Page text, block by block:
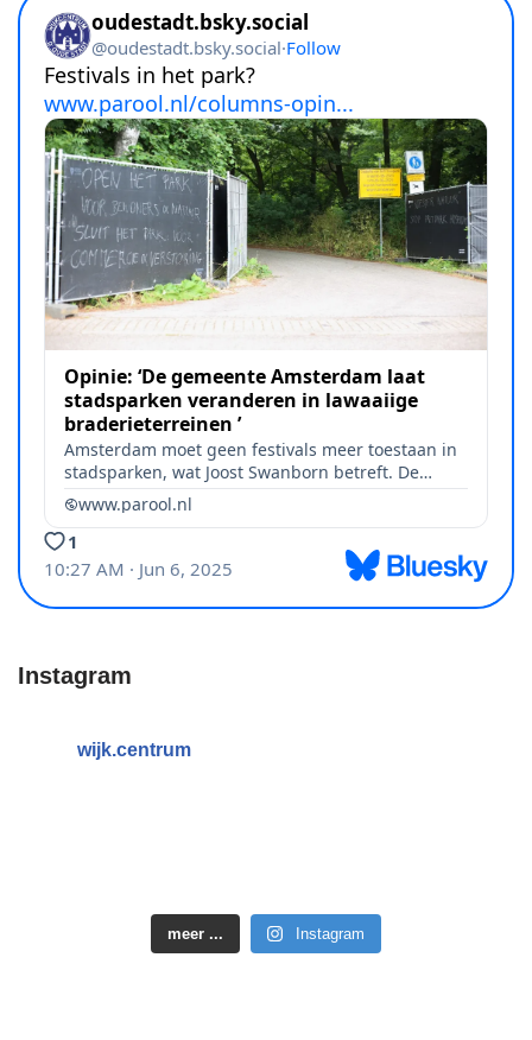
Instagram
wijk.centrum
meer ... Instagram